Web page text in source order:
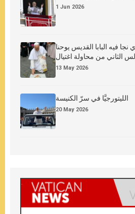
1 Jun 2026
نجا فيه البابا القديس يوحنا
الثاني من محاولة اغتيال
13 May 2026
الليتورجيَّا في سرّ الكنيسة
20 May 2026